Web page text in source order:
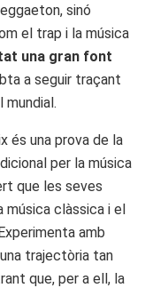
sinó
el trap i la música
una gran font
a seguir traçant
mundial.
és una prova de la
per la música
que les seves
música clàssica i el
amb
trajectòria tan
que, per a ell, la